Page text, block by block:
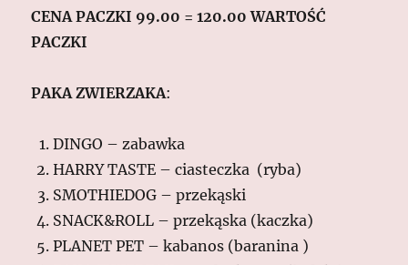
CENA PACZKI 99.00 = 120.00 WARTOŚĆ
PACZKI
PAKA ZWIERZAKA:
DINGO – zabawka
HARRY TASTE – ciasteczka (ryba)
SMOTHIEDOG – przekąski
SNACK&ROLL – przekąska (kaczka)
PLANET PET – kabanos (baranina )